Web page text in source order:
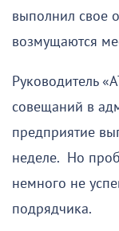
выполнил свое
возмущаются
Руководитель
совещаний в
предприятие
неделе. Но
немного не
подрядчика.